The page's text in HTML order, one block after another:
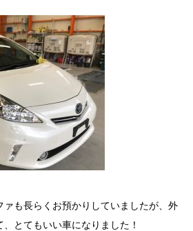
ァも長らくお預かりしていましたが、外
とてもいい車になりました！